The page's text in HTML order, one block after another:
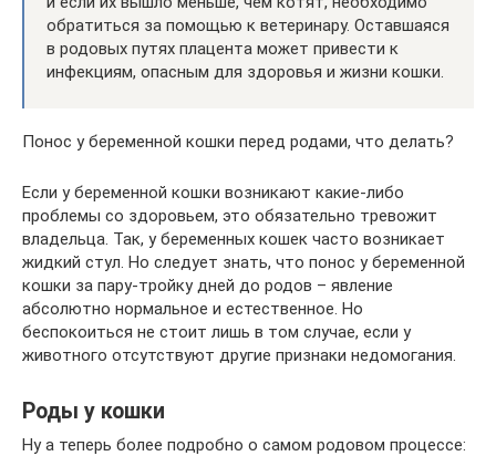
обратиться за помощью к ветеринару. Оставшаяся
в родовых путях плацента может привести к
инфекциям, опасным для здоровья и жизни кошки.
Понос у беременной кошки перед родами, что делать?
Если у беременной кошки возникают какие-либо
проблемы со здоровьем, это обязательно тревожит
владельца. Так, у беременных кошек часто возникает
жидкий стул. Но следует знать, что понос у беременной
кошки за пару-тройку дней до родов – явление
абсолютно нормальное и естественное. Но
беспокоиться не стоит лишь в том случае, если у
животного отсутствуют другие признаки недомогания.
Роды у кошки
Ну а теперь более подробно о самом родовом процессе: